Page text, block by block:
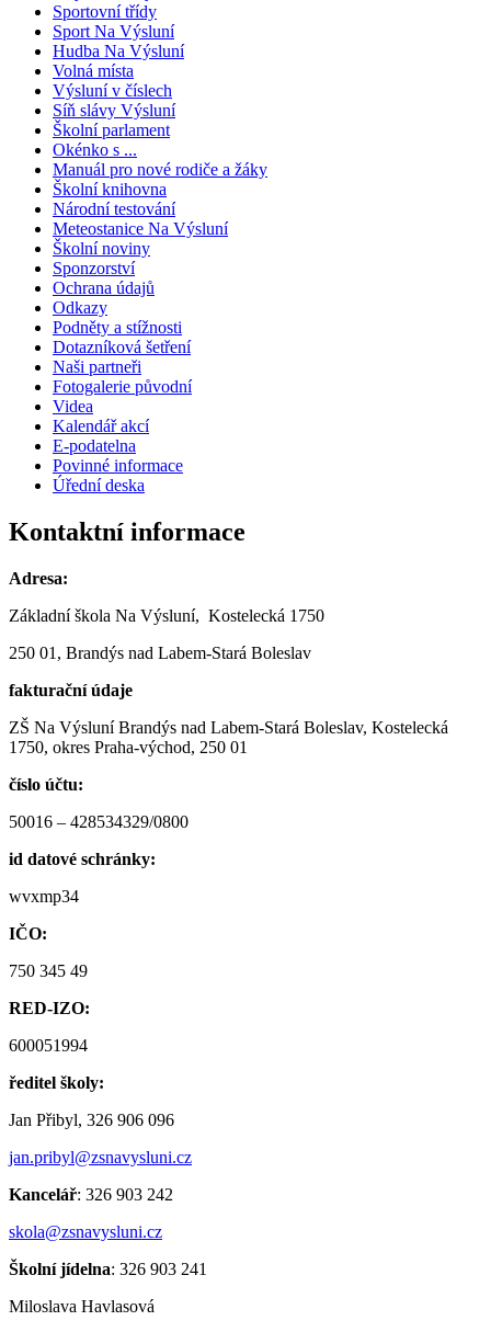
Sportovní třídy
Sport Na Výsluní
Hudba Na Výsluní
Volná místa
Výsluní v číslech
Síň slávy Výsluní
Školní parlament
Okénko s ...
Manuál pro nové rodiče a žáky
Školní knihovna
Národní testování
Meteostanice Na Výsluní
Školní noviny
Sponzorství
Ochrana údajů
Odkazy
Podněty a stížnosti
Dotazníková šetření
Naši partneři
Fotogalerie původní
Videa
Kalendář akcí
E-podatelna
Povinné informace
Úřední deska
Kontaktní informace
Adresa:
Základní škola Na Výsluní, Kostelecká 1750
250 01, Brandýs nad Labem-Stará Boleslav
fakturační údaje
ZŠ Na Výsluní Brandýs nad Labem-Stará Boleslav, Kostelecká
1750, okres Praha-východ, 250 01
číslo účtu:
50016 – 428534329/0800
id datové schránky:
wvxmp34
IČO:
750 345 49
RED-IZO:
600051994
ředitel školy:
Jan Přibyl, 326 906 096
jan.pribyl@zsnavysluni.cz
Kancelář: 326 903 242
skola@zsnavysluni.cz
Školní jídelna: 326 903 241
Miloslava Havlasová